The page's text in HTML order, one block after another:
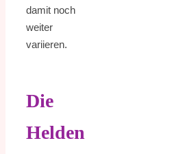
damit noch
weiter
variieren.
Die
Helden